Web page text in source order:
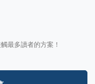
最多讀者的方案！